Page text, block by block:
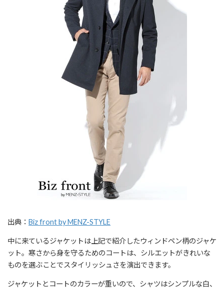
出典： Biz front by MENZ-STYLE
中に来ているジャケットは上記で紹介したウィンドペン柄のジャケ
ット。寒さから身を守るためのコートは、シルエットがきれいな
ものを選ぶことでスタイリッシュさを演出できます。
ジャケットとコートのカラーが重いので、シャツはシンプルな白、